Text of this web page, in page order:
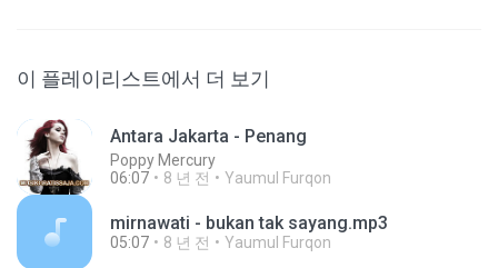
이 플레이리스트에서 더 보기
Antara Jakarta - Penang
Poppy Mercury
06:07
8 년 전 Yaumul Furqon
mirnawati - bukan tak sayang.mp3
05:07 8 년 전 Yaumul Furqon